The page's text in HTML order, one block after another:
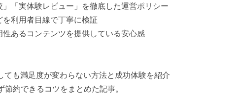
」「実体験レビュー」を徹底した運営ポリシー
を利用者目線で丁寧に検証
性あるコンテンツを提供している安心感
ても満足度が変わらない方法と成功体験を紹介
約できるコツをまとめた記事。